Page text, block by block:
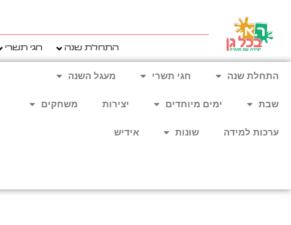
התחלת שנה חגי תשרי
התחלת שנה חגי תשרי מעגל השנה
שבת ימים מיוחדים יצירות משחקים
ערכות למידה שונות אידיש